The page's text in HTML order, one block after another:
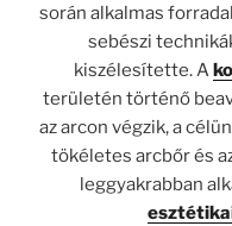
során alkalmas
sebészi
kiszélesítette. A
területén történő
az arcon végzik, a
tökéletes arcbőr és
leggyakrabban